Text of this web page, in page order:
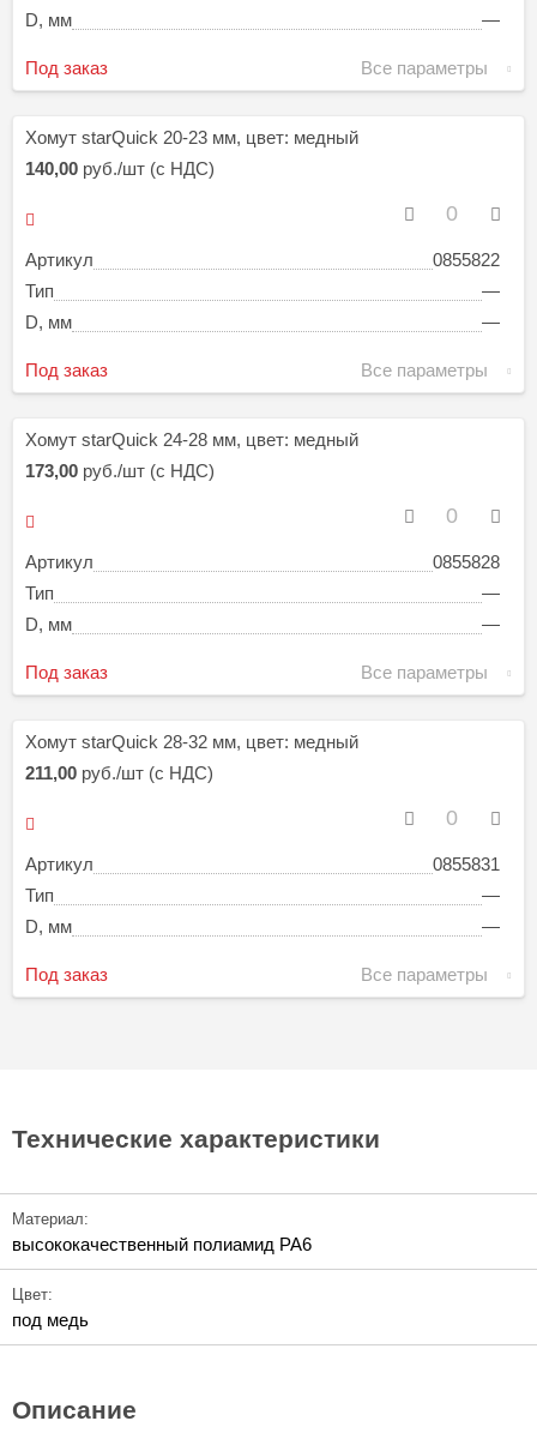
D, мм
—
Под заказ Все параметры
Хомут starQuick 20-23 мм, цвет: медный
Артикул
0855822
Тип
—
D, мм
—
140,00 руб./шт (с НДС)
Под заказ Все параметры
Хомут starQuick 24-28 мм, цвет: медный
Артикул
0855828
Тип
—
D, мм
—
173,00 руб./шт (с НДС)
Под заказ Все параметры
Хомут starQuick 28-32 мм, цвет: медный
Артикул
0855831
Тип
—
D, мм
—
211,00 руб./шт (с НДС)
Под заказ Все параметры
Технические характеристики
Материал:
высококачественный полиамид PA6
Цвет:
под медь
Описание